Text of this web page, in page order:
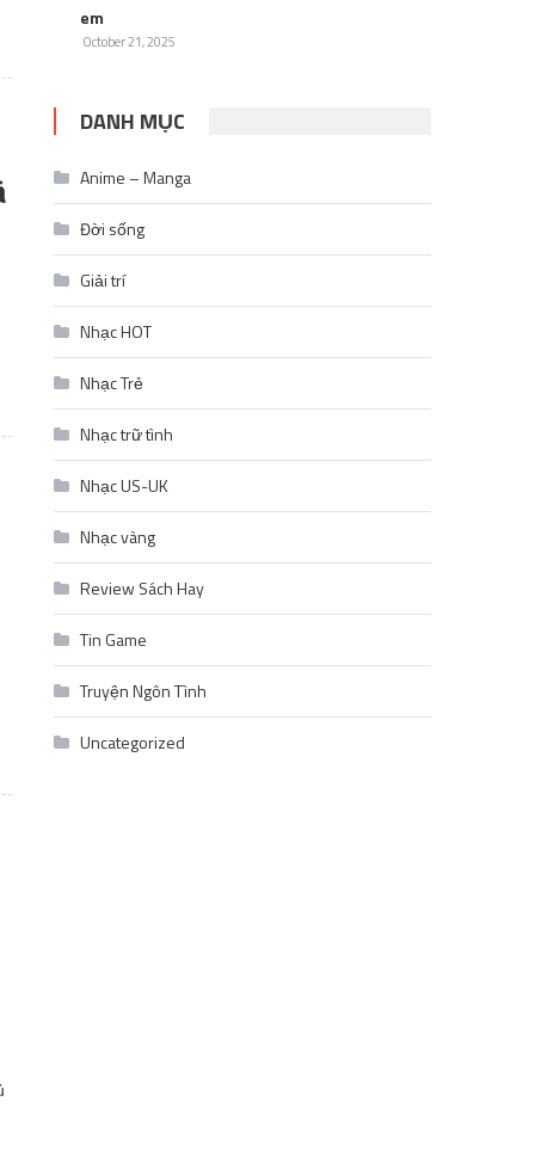
em
October 21, 2025
DANH MỤC
Anime – Manga
Đời sống
Giải trí
Nhạc HOT
Nhạc Trẻ
Nhạc trữ tình
Nhạc US-UK
Nhạc vàng
Review Sách Hay
Tin Game
Truyện Ngôn Tình
Uncategorized